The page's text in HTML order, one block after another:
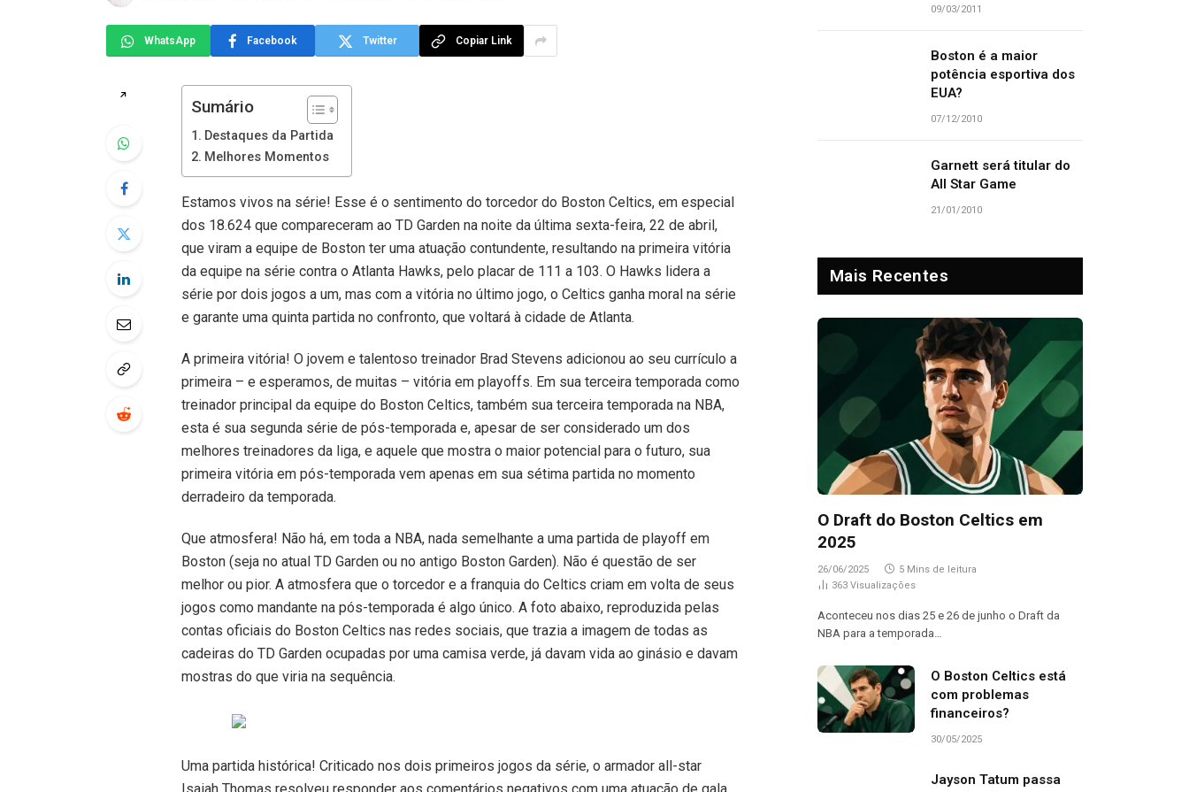
WhatsApp Facebook Twitter Copiar Link
↗
Sumário
Destaques da Partida
Melhores Momentos
Estamos vivos na série! Esse é o sentimento do torcedor do Boston Celtics, em especial
dos 18.624 que compareceram ao TD Garden na noite da última sexta-feira, 22 de abril,
que viram a equipe de Boston ter uma atuação contundente, resultando na primeira vitória
da equipe na série contra o Atlanta Hawks, pelo placar de 111 a 103. O Hawks lidera a
série por dois jogos a um, mas com a vitória no último jogo, o Celtics ganha moral na série
e garante uma quinta partida no confronto, que voltará à cidade de Atlanta.
A primeira vitória! O jovem e talentoso treinador Brad Stevens adicionou ao seu currículo a
primeira – e esperamos, de muitas – vitória em playoffs. Em sua terceira temporada como
treinador principal da equipe do Boston Celtics, também sua terceira temporada na NBA,
esta é sua segunda série de pós-temporada e, apesar de ser considerado um dos
melhores treinadores da liga, e aquele que mostra o maior potencial para o futuro, sua
primeira vitória em pós-temporada vem apenas em sua sétima partida no momento
derradeiro da temporada.
Que atmosfera! Não há, em toda a NBA, nada semelhante a uma partida de playoff em
Boston (seja no atual TD Garden ou no antigo Boston Garden). Não é questão de ser
melhor ou pior. A atmosfera que o torcedor e a franquia do Celtics criam em volta de seus
jogos como mandante na pós-temporada é algo único. A foto abaixo, reproduzida pelas
contas oficiais do Boston Celtics nas redes sociais, que trazia a imagem de todas as
cadeiras do TD Garden ocupadas por uma camisa verde, já davam vida ao ginásio e davam
mostras do que viria na sequência.
Uma partida histórica! Criticado nos dois primeiros jogos da série, o armador all-star
09/03/2011
Boston é a maior
potência esportiva dos
EUA?
07/12/2010
Garnett será titular do
All Star Game
21/01/2010
Mais Recentes
O Draft do Boston Celtics em
2025
26/06/2025
5 Mins de leitura
363 Visualizações
Aconteceu nos dias 25 e 26 de junho o Draft da
NBA para a temporada…
O Boston Celtics está
com problemas
financeiros?
30/05/2025
Jayson Tatum passa